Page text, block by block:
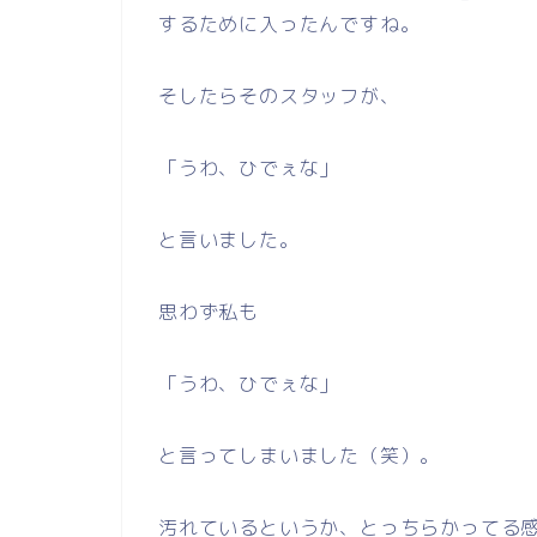
するために入ったんですね。
そしたらそのスタッフが、
「うわ、ひでぇな」
と言いました。
思わず私も
「うわ、ひでぇな」
と言ってしまいました（笑）。
汚れているというか、とっちらかってる